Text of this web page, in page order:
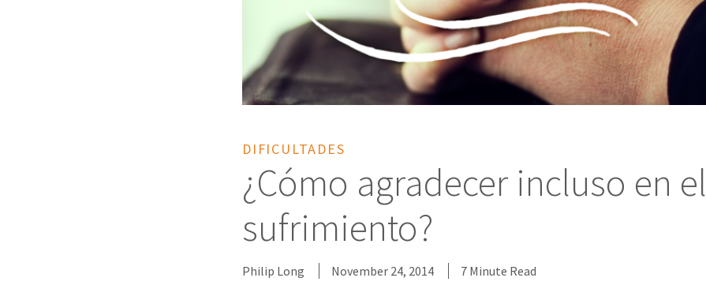
DIFICULTADES
¿Cómo agradecer incluso en el
sufrimiento?
Philip Long November 24, 2014 7 Minute Read